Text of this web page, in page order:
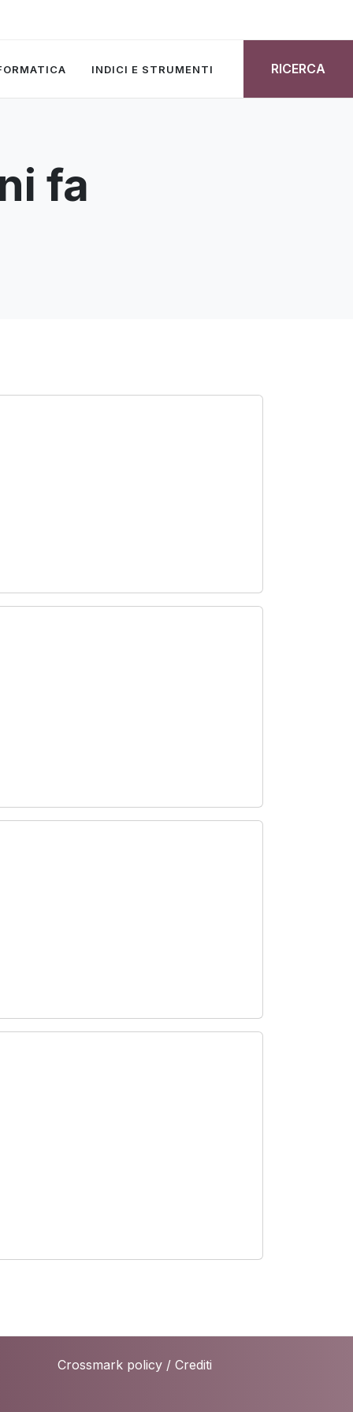
RICERCA
INDICI E STRUMENTI
fa
Crossmark policy / Crediti